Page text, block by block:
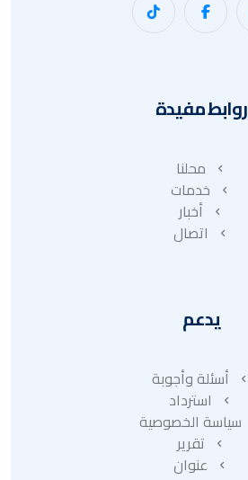
روابط مفيدة
محلنا
خدمات
أخبار
اتصال
يدعم
أسئلة وأجوبة
استرداد
سياسة الخصوصية
تقرير
عنوان